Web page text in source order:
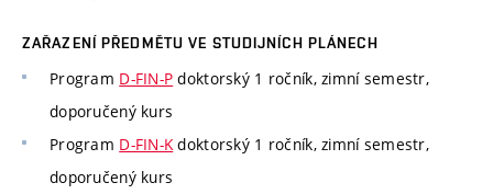
ZAŘAZENÍ PŘEDMĚTU VE STUDIJNÍCH PLÁNECH
Program D-FIN-P doktorský 1 ročník, zimní semestr,
doporučený kurs
Program D-FIN-Kdoktorský 1 ročník, zimní semestr,
doporučený kurs